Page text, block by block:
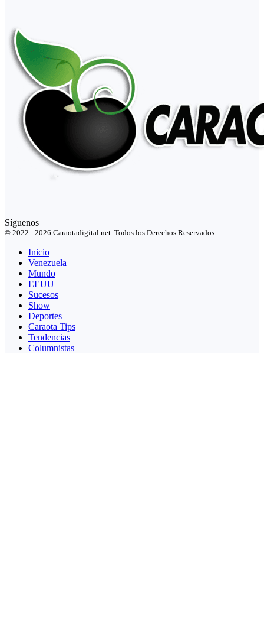
Síguenos
© 2022 - 2026 Caraotadigital.net. Todos los Derechos Reservados.
Inicio
Venezuela
Mundo
EEUU
Sucesos
Show
Deportes
Caraota Tips
Tendencias
Columnistas